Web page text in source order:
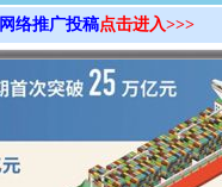
网络推广投稿点击进入>>>